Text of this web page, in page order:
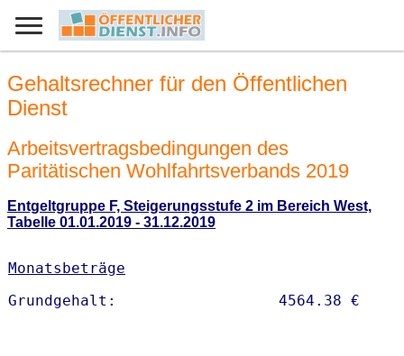
Gehaltsrechner für den Öffentlichen
Dienst
Arbeitsvertragsbedingungen des
Paritätischen Wohlfahrtsverbands 2019
Entgeltgruppe F, Steigerungsstufe 2 im Bereich West,
Tabelle 01.01.2019 - 31.12.2019
Monatsbeträge